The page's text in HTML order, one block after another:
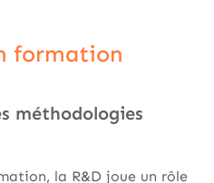
formation
méthodologies
la R&D joue un rôle